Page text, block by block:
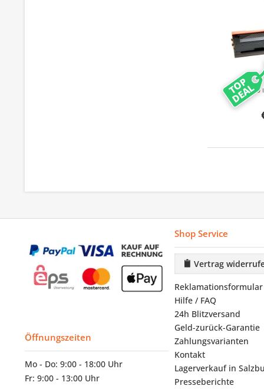
TOP
DEAL
1500
Öffnungszeiten
Mo - Do: 9:00 - 18:00 Uhr
Fr: 9:00 - 13:00 Uhr
Shop Service
Vertrag
Reklamationsformular
Hilfe / FAQ
24h Blitzversand
Geld-zurück-Garantie
Zahlungsvarianten
Kontakt
Lagerverkauf in
Presseberichte